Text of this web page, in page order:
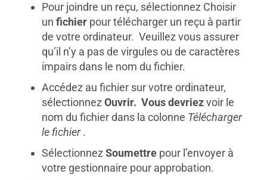
Pour joindre un reçu, sélectionnez Choisir
un fichier pour télécharger un reçu à partir
de votre ordinateur. Veuillez vous assurer
qu’il n’y a pas de virgules ou de caractères
impairs dans le nom du fichier.
Accédez au fichier sur votre ordinateur,
sélectionnezOuvrir. Vous devriezvoir le
nom du fichier dans la colonne Télécharger
le fichier.
SélectionnezSoumettre pour l’envoyer à
votre gestionnaire pour approbation.